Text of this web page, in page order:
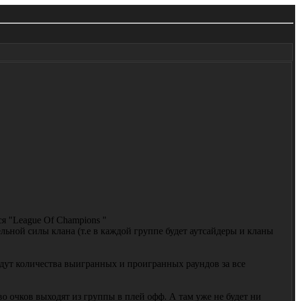
"League Of Champions "
силы клана (т.е в каждой группе будет аутсайдеры и кланы
количества выигранных и проигранных раундов за все
очков выходят из группы в плей офф. А там уже не будет ни